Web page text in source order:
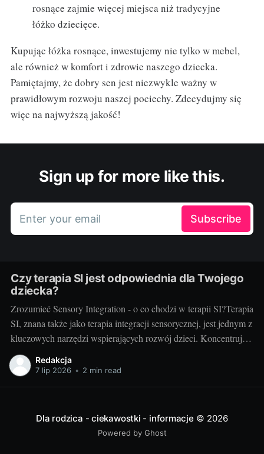
rosnące zajmie więcej miejsca niż tradycyjne
łóżko dziecięce.
Kupując łóżka rosnące, inwestujemy nie tylko w mebel,
ale również w komfort i zdrowie naszego dziecka.
Pamiętajmy, że dobry sen jest niezwykle ważny w
prawidłowym rozwoju naszej pociechy. Zdecydujmy się
więc na najwyższą jakość!
Sign up for more like this.
Enter your email Subscribe
Czy terapia SI jest odpowiednia dla Twojego
dziecka?
Zrozumieć Sensory Integration - o co chodzi w terapii SI?Terapia
SI, znana także jako terapia integracji sensorycznej, jest jednym z
kluczowych narzędzi wspierających rozwój dzieci. Koncentruje
się na pomocy dzieciom w uzyskaniu lepszej kontroli nad swoim
ciałem oraz w zrozumieniu i procesowaniu informacji
Redakcja
7 lip 2026 • 2 min read
Dla rodzica - ciekawostki - informacje © 2026
Powered by Ghost